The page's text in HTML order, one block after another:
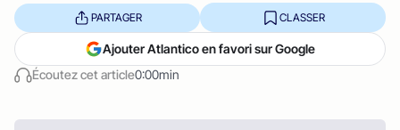
Écoutez cet article0:00min
PARTAGER CLASSER
Ajouter Atlantico en favori sur Google